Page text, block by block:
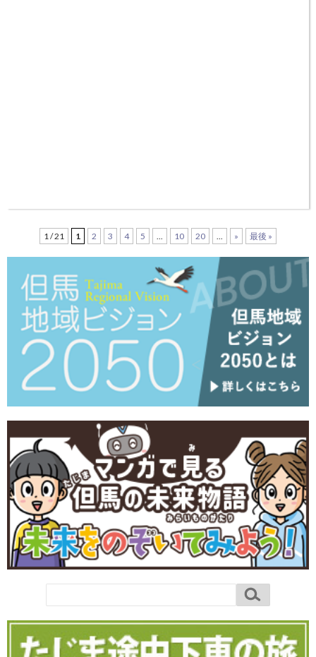
1 / 21 1 2 3 4 5 ... 10 20 ... » 最後 »